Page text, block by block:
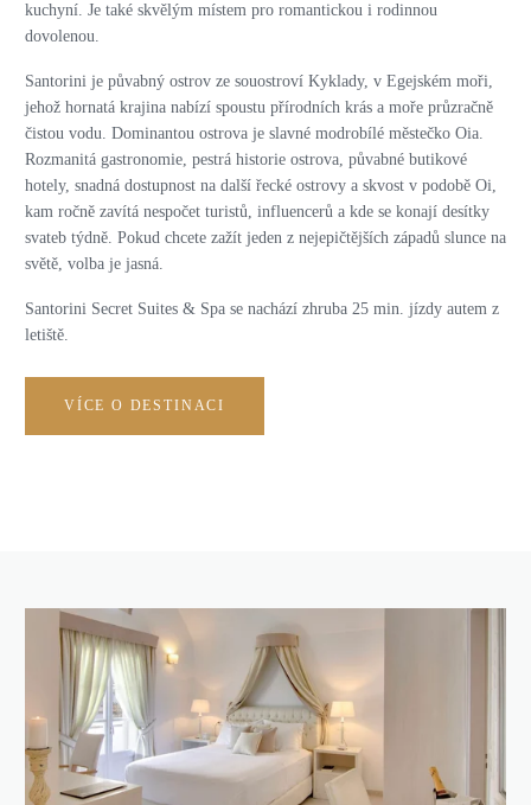
kuchyní. Je také skvělým místem pro romantickou i rodinnou
dovolenou.
Santorini je půvabný ostrov ze souostroví Kyklady, v Egejském moři,
jehož hornatá krajina nabízí spoustu přírodních krás a moře průzračně
čistou vodu. Dominantou ostrova je slavné modrobílé městečko Oia.
Rozmanitá gastronomie, pestrá historie ostrova, půvabné butikové
hotely, snadná dostupnost na další řecké ostrovy a skvost v podobě Oi,
kam ročně zavítá nespočet turistů, influencerů a kde se konají desítky
svateb týdně. Pokud chcete zažít jeden z nejepičtějších západů slunce na
světě, volba je jasná.
Santorini Secret Suites & Spa se nachází zhruba 25 min. jízdy autem z
letiště.
VÍCE O DESTINACI